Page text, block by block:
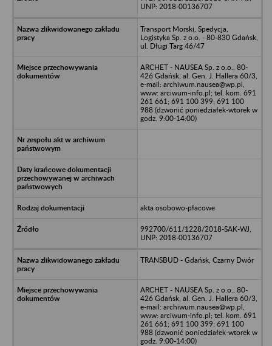
UNP: 2018-00136707
Transport Morski, Spedycja,
Logistyka Sp. z o.o. - 80-830 Gdańsk,
ul. Długi Targ 46/47
ARCHET - NAUSEA Sp. z o.o., 80-
426 Gdańsk, al. Gen. J. Hallera 60/3,
e-mail: archiwum.nausea@wp.pl,
www: arciwum-info.pl; tel. kom. 691
261 661; 691 100 399; 691 100
988 (dzwonić poniedziałek-wtorek w
godz. 9:00-14:00)
akta osobowo-płacowe
992700/611/1228/2018-SAK-WJ,
UNP: 2018-00136707
TRANSBUD - Gdańsk, Czarny Dwór
ARCHET - NAUSEA Sp. z o.o., 80-
426 Gdańsk, al. Gen. J. Hallera 60/3,
e-mail: archiwum.nausea@wp.pl,
www: arciwum-info.pl; tel. kom. 691
261 661; 691 100 399; 691 100
988 (dzwonić poniedziałek-wtorek w
godz. 9:00-14:00)